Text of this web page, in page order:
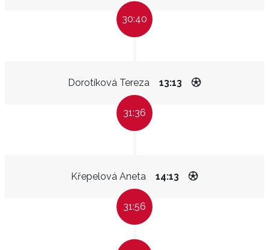
30:40
Dorotíková Tereza 13:13
31:36
Křepelová Aneta 14:13
31:56